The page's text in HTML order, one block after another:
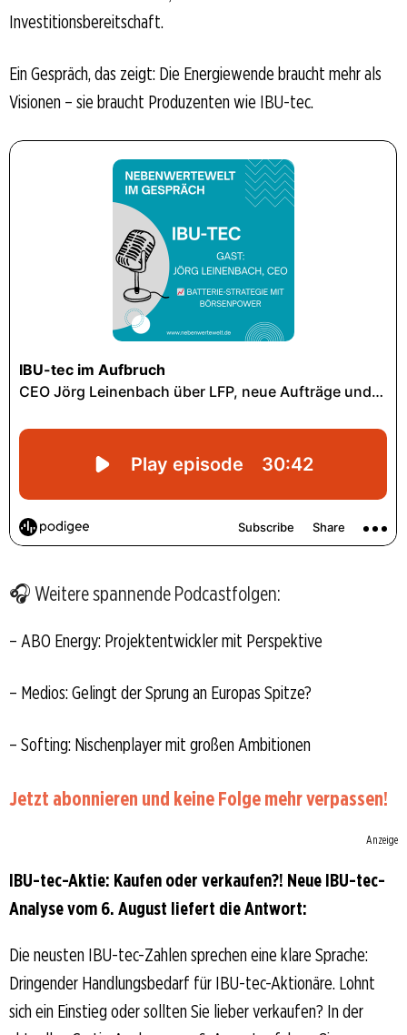
Investitionsbereitschaft.
Ein Gespräch, das zeigt: Die Energiewende braucht mehr als
Visionen – sie braucht Produzenten wie IBU-tec.
🎧Weitere spannende Podcastfolgen:
– ABO Energy: Projektentwickler mit Perspektive
– Medios: Gelingt der Sprung an Europas Spitze?
– Softing: Nischenplayer mit großen Ambitionen
Jetzt abonnieren und keine Folge mehr verpassen!
Anzeige
IBU-tec-Aktie: Kaufen oder verkaufen?! Neue IBU-tec-
Analyse vom 6. August liefert die Antwort:
Die neusten IBU-tec-Zahlen sprechen eine klare Sprache:
Dringender Handlungsbedarf für IBU-tec-Aktionäre. Lohnt
sich ein Einstieg oder sollten Sie lieber verkaufen? In der